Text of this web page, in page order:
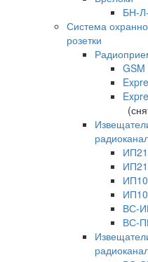
БН-
Система
розетки
ВС-
ВС-